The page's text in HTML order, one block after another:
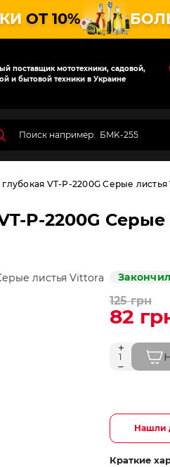
ОТ 10%
поставщик мототехники, садовой,
и бытовой техники в Украине
глубокая VT-P-2200G Серые
P-2200G
125 грн
82
Нашли
Краткие